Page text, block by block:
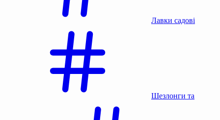
Лавки садові
Шезлонги та